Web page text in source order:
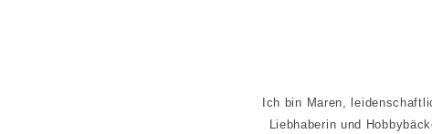
Ich bin Maren,
Liebhaberin und